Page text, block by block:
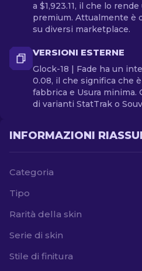
a $1,923.11, il che lo
premium. Attualmente è
su diversi marketplace.
VERSIONI ESTERNE
Glock-18 | Fade ha un
0.08, il che significa che
fabbrica e Usura
di varianti StatTrak o
INFORMAZIONI
Categoria
Tipo
Rarità della skin
Serie di skin
Stile di finitura